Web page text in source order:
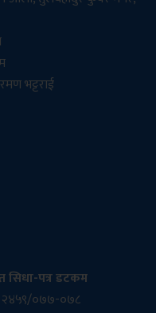
भट्टराई
सिधा-पत्र डटकम
०७७-०७८